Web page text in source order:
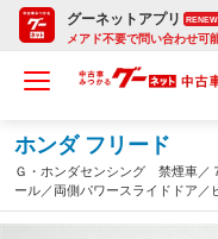
グーネットアプリ RENEW
メアド不要で問い合わせ可
ホンダ フリード
Ｇ・ホンダセンシング 禁煙車／
ール／両側パワースライドドア
ーダ／レーンキープアシスト／衝
純正フロアマット／スマートキー